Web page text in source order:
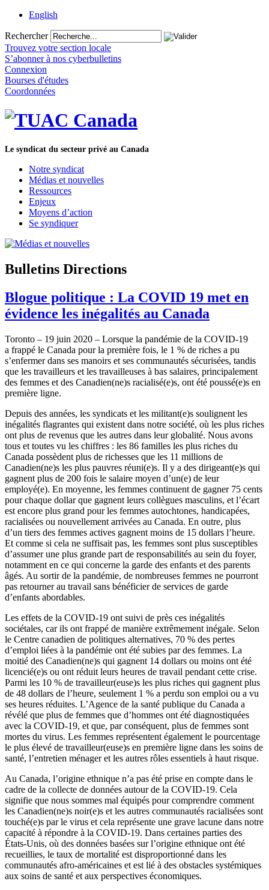
English
Rechercher
Trouvez votre section locale
S’abonner à nos cyberbulletins
Connexion
Bourses d'études
Coordonnées
Le syndicat du secteur privé au Canada
Notre syndicat
Médias et nouvelles
Ressources
Enjeux
Moyens d’action
Se syndiquer
Bulletins Directions
Blogue politique : La COVID 19 met en
évidence les inégalités au Canada
Toronto – 19 juin 2020 – Lorsque la pandémie de la COVID‑19
a frappé le Canada pour la première fois, le 1 % de riches a pu
s’enfermer dans ses manoirs et ses communautés sécurisées, tandis
que les travailleurs et les travailleuses à bas salaires, principalement
des femmes et des Canadien(ne)s racialisé(e)s, ont été poussé(e)s en
première ligne.
Depuis des années, les syndicats et les militant(e)s soulignent les
inégalités flagrantes qui existent dans notre société, où les plus riches
ont plus de revenus que les autres dans leur globalité. Nous avons
tous et toutes vu les chiffres : les 86 familles les plus riches du
Canada possèdent plus de richesses que les 11 millions de
Canadien(ne)s les plus pauvres réuni(e)s. Il y a des dirigeant(e)s qui
gagnent plus de 200 fois le salaire moyen d’un(e) de leur
employé(e). En moyenne, les femmes continuent de gagner 75 cents
pour chaque dollar que gagnent leurs collègues masculins, et l’écart
est encore plus grand pour les femmes autochtones, handicapées,
racialisées ou nouvellement arrivées au Canada. En outre, plus
d’un tiers des femmes actives gagnent moins de 15 dollars l’heure.
Et comme si cela ne suffisait pas, les femmes sont plus susceptibles
d’assumer une plus grande part de responsabilités au sein du foyer,
notamment en ce qui concerne la garde des enfants et des parents
âgés. Au sortir de la pandémie, de nombreuses femmes ne pourront
pas retourner au travail sans bénéficier de services de garde
d’enfants abordables.
Les effets de la COVID‑19 ont suivi de près ces inégalités
sociétales, car ils ont frappé de manière extrêmement inégale. Selon
le Centre canadien de politiques alternatives, 70 % des pertes
d’emploi liées à la pandémie ont été subies par des femmes. La
moitié des Canadien(ne)s qui gagnent 14 dollars ou moins ont été
licencié(e)s ou ont réduit leurs heures de travail pendant cette crise.
Parmi les 10 % de travailleur(euse)s les plus riches qui gagnent plus
de 48 dollars de l’heure, seulement 1 % a perdu son emploi ou a vu
ses heures réduites. L’Agence de la santé publique du Canada a
révélé que plus de femmes que d’hommes ont été diagnostiquées
avec la COVID‑19, et que, par conséquent, plus de femmes sont
mortes du virus. Les femmes représentent également le pourcentage
le plus élevé de travailleur(euse)s en première ligne dans les soins de
santé, l’entretien ménager et les autres rôles essentiels à haut risque.
Au Canada, l’origine ethnique n’a pas été prise en compte dans le
cadre de la collecte de données autour de la COVID‑19. Cela
signifie que nous sommes mal équipés pour comprendre comment
les Canadien(ne)s noir(e)s et les autres communautés racialisées sont
touché(e)s par le virus et cela représente une grave lacune dans notre
capacité à répondre à la COVID‑19. Dans certaines parties des
États-Unis, où des données basées sur l’origine ethnique ont été
recueillies, le taux de mortalité est disproportionné dans les
communautés afro-américaines et est lié à des obstacles systémiques
aux soins de santé et aux perspectives économiques.